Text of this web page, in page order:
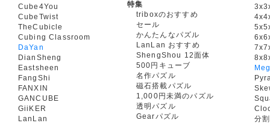
Cube4You
CubeTwist
TheCubicle
Cubing Classroom
DaYan
DianSheng
Eastsheen
FangShi
FANXIN
GANCUBE
GiiKER
LanLan
特集
triboxのおすすめ
セール
かんたんなパズル
LanLan おすすめ
ShengShou 12面体
500円キューブ
名作パズル
磁石搭載パズル
1,000円未満のパズル
透明パズル
Gearパズル
分